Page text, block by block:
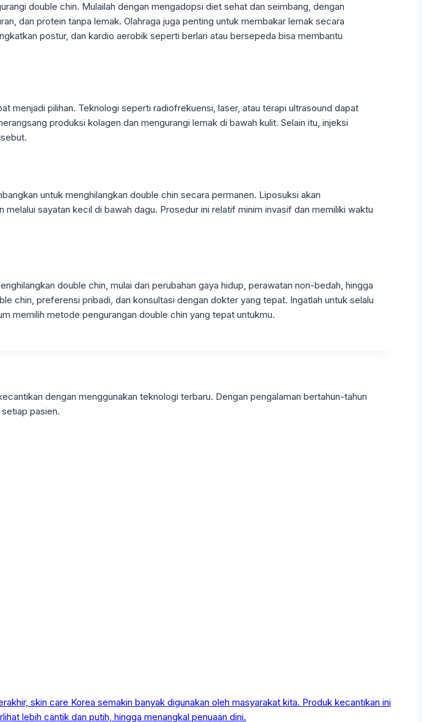
double chin. Mulailah dengan mengadopsi diet sehat dan seimbang, dengan
dan protein tanpa lemak. Olahraga juga penting untuk membakar lemak secara
postur, dan kardio aerobik seperti berlari atau bersepeda bisa membantu
menjadi pilihan. Teknologi seperti radiofrekuensi, laser, atau terapi ultrasound dapat
produksi kolagen dan mengurangi lemak di bawah kulit. Selain itu, injeksi
untuk menghilangkan double chin secara permanen. Liposuksi akan
sayatan kecil di bawah dagu. Prosedur ini relatif minim invasif dan memiliki waktu
double chin, mulai dari perubahan gaya hidup, perawatan non-bedah, hingga
chin, preferensi pribadi, dan konsultasi dengan dokter yang tepat. Ingatlah untuk selalu
memilih metode pengurangan double chin yang tepat untukmu.
dengan menggunakan teknologi terbaru. Dengan pengalaman bertahun-tahun
pasien.